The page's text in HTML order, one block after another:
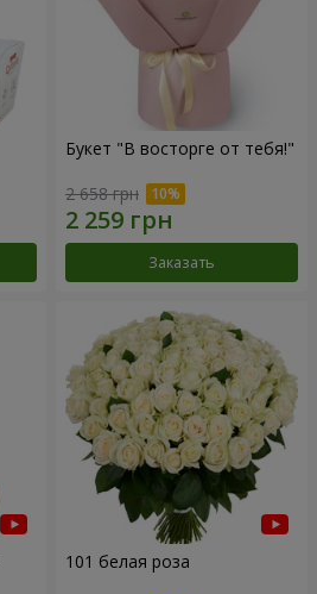
Букет "В восторге от тебя!"
2 658 грн
Заказать
101 белая роза